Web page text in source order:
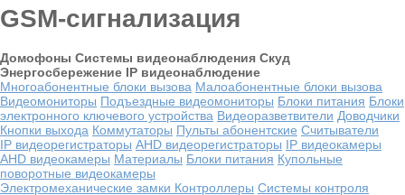
GSM-сигнализация
Домофоны Системы видеонаблюдения Скуд
Энергосбережение IP видеонаблюдение
Многоабонентные блоки вызова Малоабонентные блоки вызова
Видеомониторы Подъездные видеомониторы Блоки питания Блоки
электронного ключевого устройства Видеоразветвители Доводчики
Кнопки выхода Коммутаторы Пульты абонентские Считыватели
IP видеорегистраторы AHD видеорегистраторы IP видеокамеры
AHD видеокамеры Материалы Блоки питания Купольные
поворотные видеокамеры
Электромеханические замки Контроллеры Системы контроля